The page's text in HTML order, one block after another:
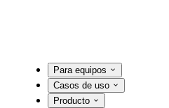
Para equipos
Casos de uso
Producto